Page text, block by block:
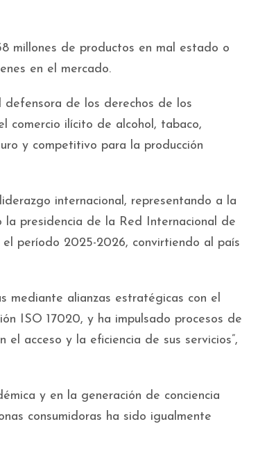
millones de productos en mal estado o
en el mercado.
de los derechos de los
comercio ilícito de alcohol, tabaco,
y competitivo para la producción
internacional, representando a la
la presidencia de la Red Internacional de
período 2025-2026, convirtiendo al país
mediante alianzas estratégicas con el
ISO 17020, y ha impulsado procesos de
acceso y la eficiencia de sus servicios”,
y en la generación de conciencia
consumidoras ha sido igualmente